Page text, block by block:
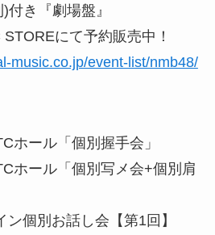
き『劇場盤』
にて予約販売中！
music.co.jp/event-list/nmb48/
ホール「個別握手会」
ホール「個別写メ会+個別肩
個別お話し会【第1回】